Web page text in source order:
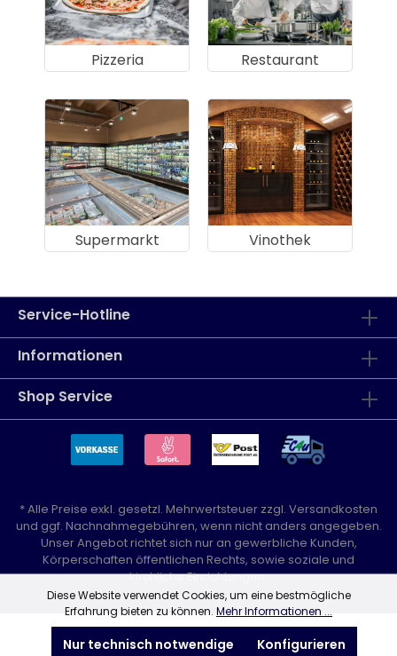
Pizzeria Restaurant
Supermarkt Vinothek
Service-Hotline
Informationen
Shop Service
* Alle Preise exkl. gesetzl. Mehrwertsteuer zzgl. Versandkosten
und ggf. Nachnahmegebühren, wenn nicht anders angegeben.
Unser Angebot richtet sich nur an gewerbliche Kunden,
Körperschaften öffentlichen Rechts, sowie soziale und
kirchliche Einrichtungen.
Diese Website verwendet Cookies, um eine bestmögliche
Erfahrung bieten zu können. Mehr Informationen ...
Nur technisch notwendige Konfigurieren